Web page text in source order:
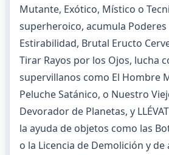
Mutante, Exótico, Místico o
superheroico, acumula Poderes
Estirabilidad, Brutal Eructo
Tirar Rayos por los Ojos, lucha
supervillanos como El Hombre
Peluche Satánico, o Nuestro
Devorador de Planetas, y
la ayuda de objetos como las
o la Licencia de Demolición y de